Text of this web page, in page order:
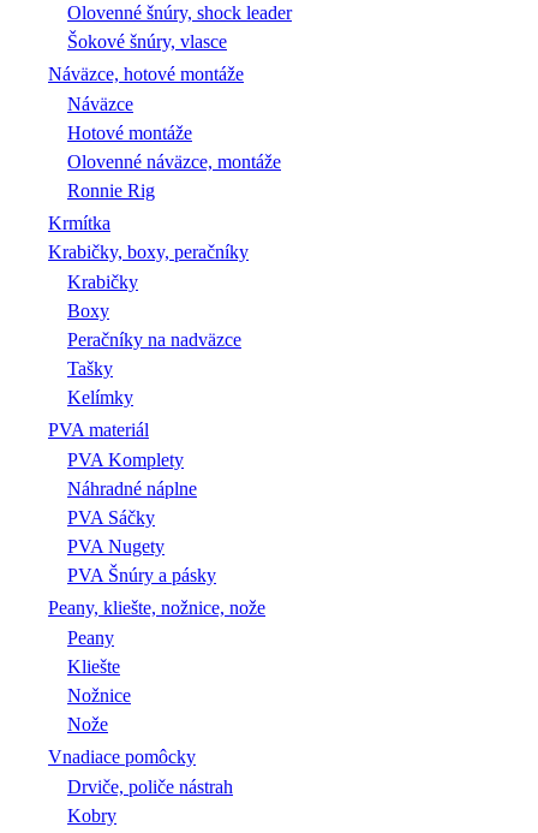
Olovenné šnúry, shock leader
Šokové šnúry, vlasce
Náväzce, hotové montáže
Náväzce
Hotové montáže
Olovenné náväzce, montáže
Ronnie Rig
Krmítka
Krabičky, boxy, peračníky
Krabičky
Boxy
Peračníky na nadväzce
Tašky
Kelímky
PVA materiál
PVA Komplety
Náhradné náplne
PVA Sáčky
PVA Nugety
PVA Šnúry a pásky
Peany, kliešte, nožnice, nože
Peany
Kliešte
Nožnice
Nože
Vnadiace pomôcky
Drviče, poliče nástrah
Kobry